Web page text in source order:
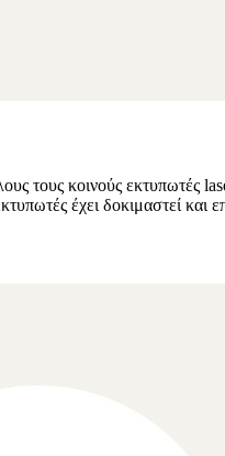
τους κοινούς εκτυπωτές
έχει δοκιμαστεί και